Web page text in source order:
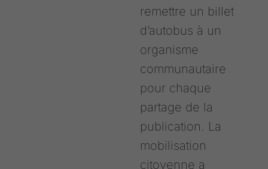
remettre un billet
d’autobus à un
organisme
communautaire
pour chaque
partage de la
publication. La
mobilisation
citoyenne a